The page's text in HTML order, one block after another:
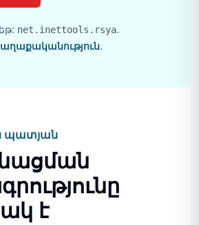
net.inettools.rsya.
.
պատյան
է